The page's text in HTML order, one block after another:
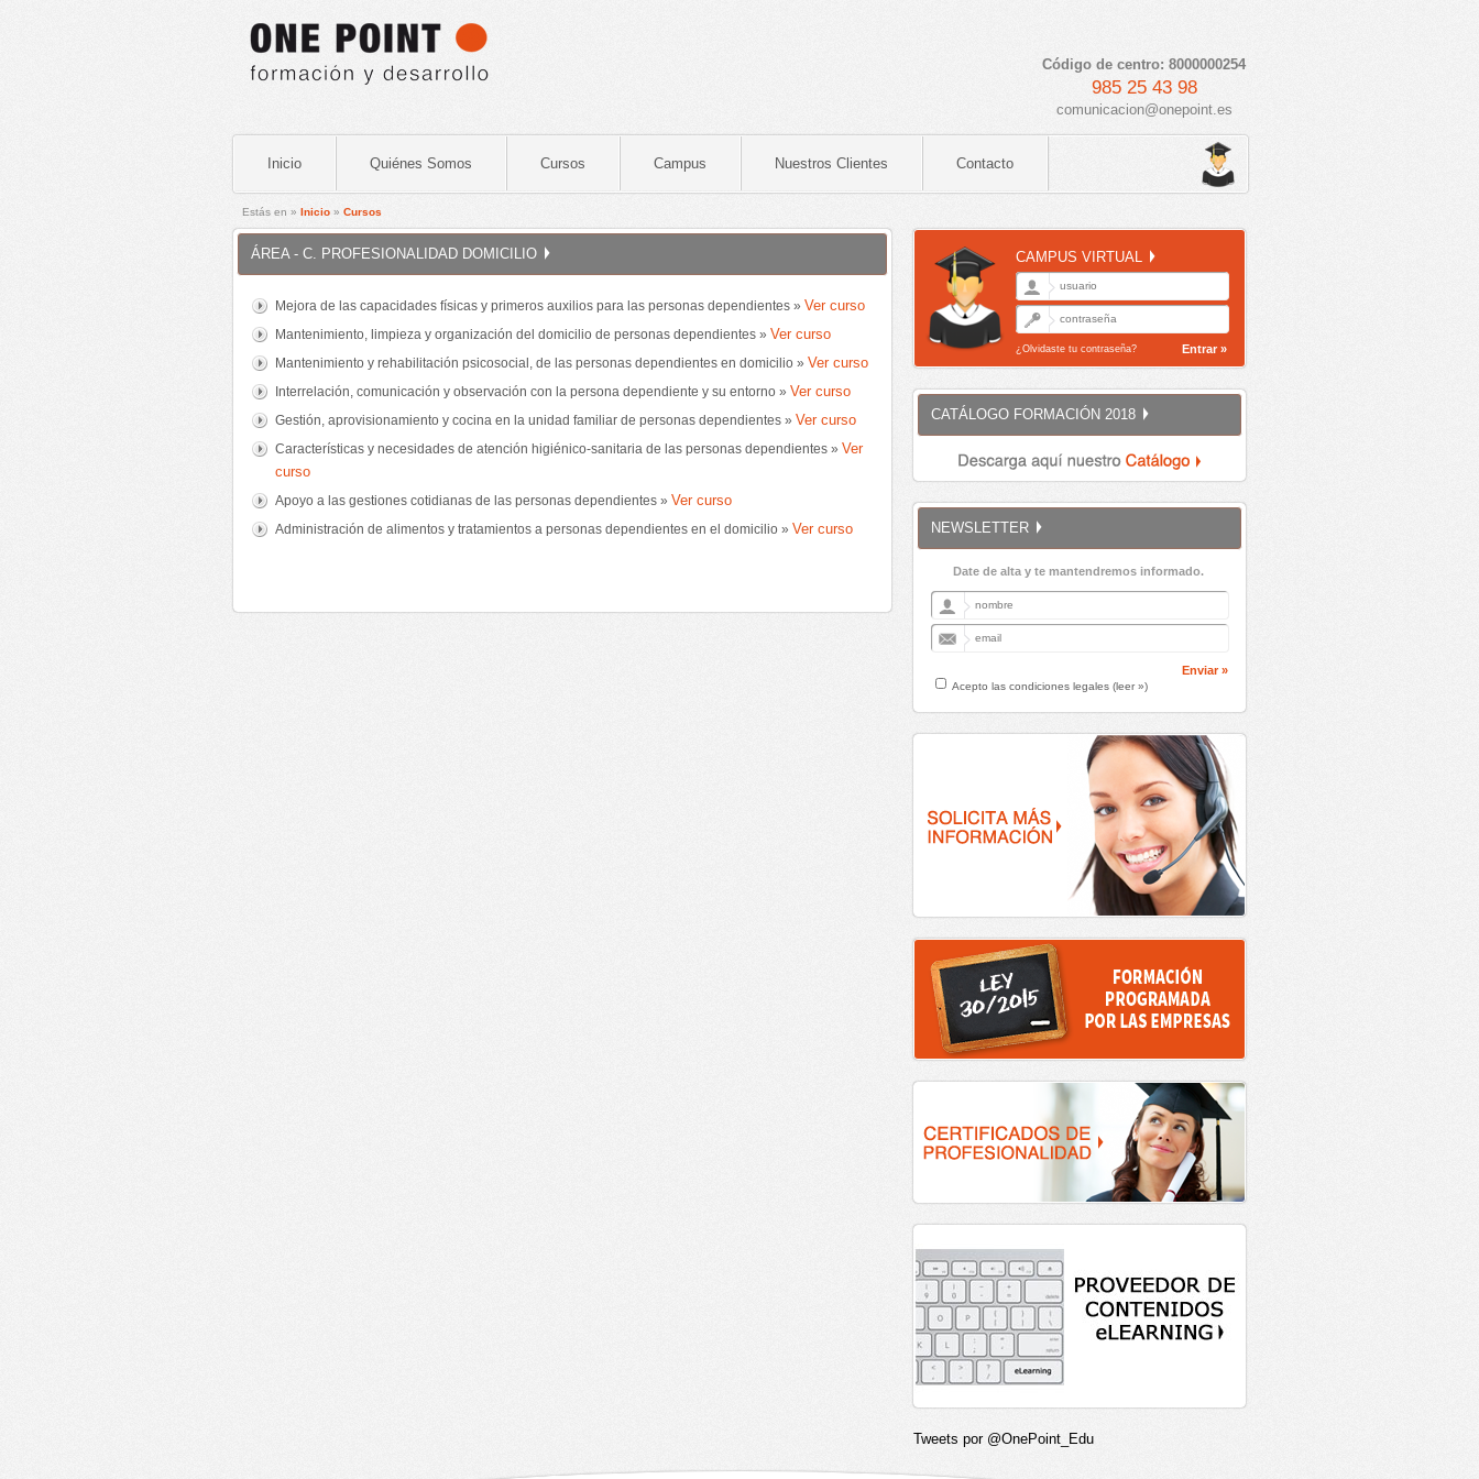
Código de centro: 8000000254
985 25 43 98
comunicacion@onepoint.es
Inicio Quiénes Somos Cursos Campus Nuestros Clientes Contacto
Estás en » Inicio » Cursos
ÁREA - C. PROFESIONALIDAD DOMICILIO
Mejora de las capacidades físicas y primeros auxilios para las personas dependientes » Ver curso
Mantenimiento, limpieza y organización del domicilio de personas dependientes » Ver curso
Mantenimiento y rehabilitación psicosocial, de las personas dependientes en domicilio » Ver curso
Interrelación, comunicación y observación con la persona dependiente y su entorno » Ver curso
Gestión, aprovisionamiento y cocina en la unidad familiar de personas dependientes » Ver curso
Características y necesidades de atención higiénico-sanitaria de las personas dependientes » Ver
curso
Apoyo a las gestiones cotidianas de las personas dependientes » Ver curso
Administración de alimentos y tratamientos a personas dependientes en el domicilio » Ver curso
CAMPUS VIRTUAL
¿Olvidaste tu contraseña? Entrar »
CATÁLOGO FORMACIÓN 2018
NEWSLETTER
Date de alta y te mantendremos informado.
Enviar »
Acepto las condiciones legales (leer »)
Tweets por @OnePoint_Edu